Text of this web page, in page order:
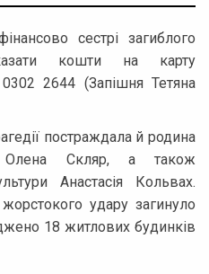
сестрі загиблого
кошти на карту
2644 (Запішня Тетяна
постраждала й родина
Олена Скляр, а також
Анастасія Кольвах.
удару загинуло
18 житлових будинків